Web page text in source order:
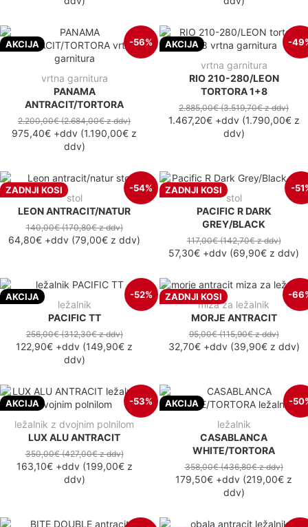
AKCIJA -56%
vrtna garnitura
PANAMA
ANTRACIT/TORTORA
2.200,00€(2.684,00€z ddv)
975,40€ +ddv (1.190,00€ z
ddv)
AKCIJA -
vrtna garnitura
RIO 210-280/LEON
TORTORA 1+8
2.885,00€(3.519,70€z ddv)
1.467,20€+ddv(1.790,00€z
ddv)
ZADNJI KOSI -54%
stol
LEON ANTRACIT/NATUR
140,00€(170,80€z ddv)
64,80€ +ddv (79,00€ z ddv)
ZADNJI KOSI -
stol
PACIFIC R DARK
GREY/BLACK
117,00€(142,70€z ddv)
57,30€ +ddv (69,90€ z ddv)
AKCIJA -52%
ležalnik
PACIFIC TT
256,00€(312,30€z ddv)
122,90€ +ddv (149,90€ z
ddv)
ZADNJI KOSI -
miza za ležalnik
MORJE ANTRACIT
95,00€(115,90€z ddv)
32,70€+ddv(39,90€z ddv)
AKCIJA -53%
ležalnik z dvojnim polnilom
LUX ALU ANTRACIT
350,00€(427,00€z ddv)
163,10€+ddv(199,00€z
ddv)
AKCIJA -
ležalnik
CASABLANCA
WHITE/TORTORA
358,00€(436,80€z ddv)
179,50€ +ddv (219,00€ z
ddv)